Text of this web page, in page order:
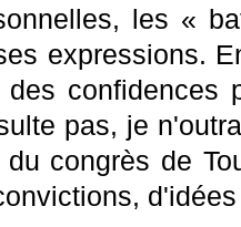
les «
expressions.
des confidences
pas, je
du congrès de